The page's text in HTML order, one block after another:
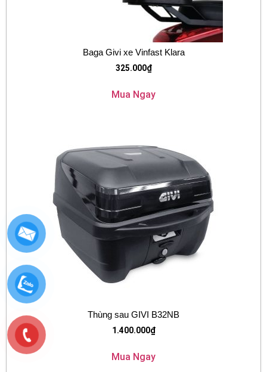
Baga Givi xe Vinfast Klara
325.000₫
Mua Ngay
Thùng sau GIVI B32NB
1.400.000₫
Mua Ngay